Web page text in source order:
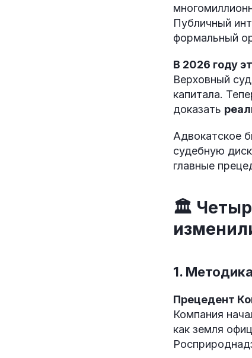
Публичный
формальный
В 2026 году
Верховный
капитала.
доказать
Адвокатское
судебную
главные
🏛️
1.
Прецедент
Компания
как земля